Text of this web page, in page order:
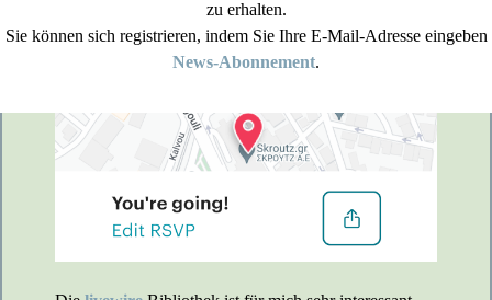
zu erhalten.
Sie können sich registrieren, indem Sie Ihre E-Mail-Adresse eingeben
News-Abonnement.